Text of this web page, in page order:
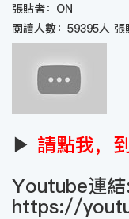
張貼者：ON
閱讀人數：59395人
▶ 請點我，
Youtube連
https://